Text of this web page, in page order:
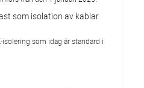
som isolation av kablar
isolering som idag är standard i